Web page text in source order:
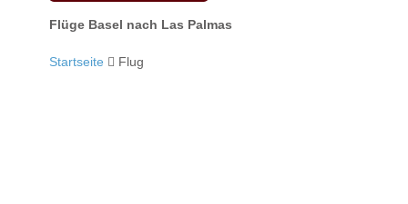
Flüge Basel nach Las Palmas
Startseite Flug